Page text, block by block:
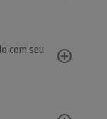
com seu